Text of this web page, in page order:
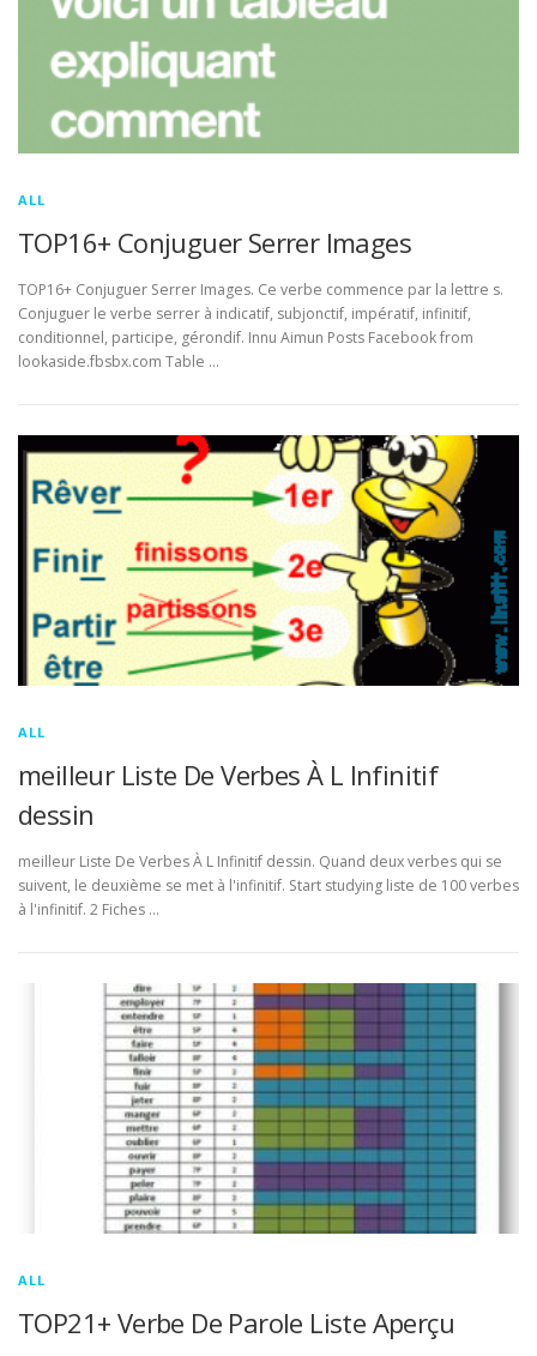
ALL
TOP16+ Conjuguer Serrer Images
TOP16+ Conjuguer Serrer Images. Ce verbe commence par la lettre s.
Conjuguer le verbe serrer à indicatif, subjonctif, impératif, infinitif,
conditionnel, participe, gérondif. Innu Aimun Posts Facebook from
lookaside.fbsbx.com Table …
ALL
meilleur Liste De Verbes À L Infinitif
dessin
meilleur Liste De Verbes À L Infinitif dessin. Quand deux verbes qui se
suivent, le deuxième se met à l'infinitif. Start studying liste de 100 verbes
à l'infinitif. 2 Fiches …
ALL
TOP21+ Verbe De Parole Liste Aperçu